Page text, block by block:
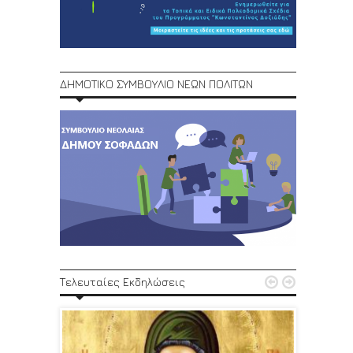
ΔΗΜΟΤΙΚΟ ΣΥΜΒΟΥΛΙΟ ΝΕΩΝ ΠΟΛΙΤΩΝ
Τελευταίες Εκδηλώσεις  